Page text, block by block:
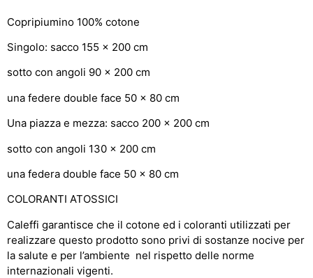
Copripiumino 100% cotone
Singolo: sacco 155 x 200 cm
sotto con angoli 90 x 200 cm
una federe double face 50 x 80 cm
Una piazza e mezza: sacco 200 x 200 cm
sotto con angoli 130 x 200 cm
una federa double face 50 x 80 cm
COLORANTI ATOSSICI
Caleffi garantisce che il cotone ed i coloranti utilizzati per
realizzare questo prodotto sono privi di sostanze nocive per
la salute e per l’ambiente nel rispetto delle norme
internazionali vigenti.